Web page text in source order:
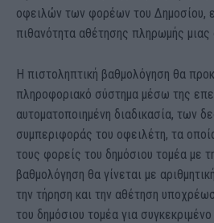
οφειλών των φορέων του Δημοσίου,
πιθανότητα αθέτησης πληρωμής μιας
Η πιστοληπτική βαθμολόγηση θα
πληροφοριακό σύστημα μέσω της
αυτοματοποιημένη διαδικασία, των
συμπεριφοράς του οφειλέτη, τα
τους φορείς του δημόσιου τομέα με
βαθμολόγηση θα γίνεται με
την τήρηση και την αθέτηση
του δημόσιου τομέα για